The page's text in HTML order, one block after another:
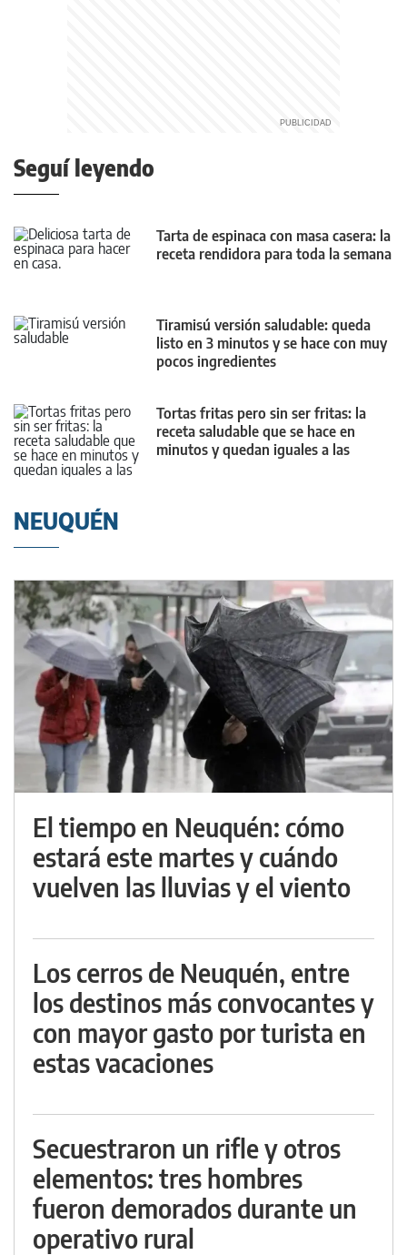
Seguí leyendo
Tarta de espinaca con masa casera: la
receta rendidora para toda la semana
Tiramisú versión saludable: queda
listo en 3 minutos y se hace con muy
pocos ingredientes
Tortas fritas pero sin ser fritas: la
receta saludable que se hace en
minutos y quedan iguales a las
NEUQUÉN
El tiempo en Neuquén: cómo
estará este martes y cuándo
vuelven las lluvias y el viento
Los cerros de Neuquén, entre
los destinos más convocantes y
con mayor gasto por turista en
estas vacaciones
Secuestraron un rifle y otros
elementos: tres hombres
fueron demorados durante un
operativo rural